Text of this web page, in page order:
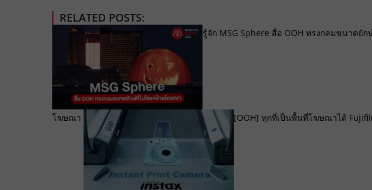
RELATED POSTS:
รู้จัก MSG Sphere สื่อ OOH ทรงกลมขนาดยั
โฆษณา [OOH] ทุกที่เป็นพื้นที่โฆษณาได้